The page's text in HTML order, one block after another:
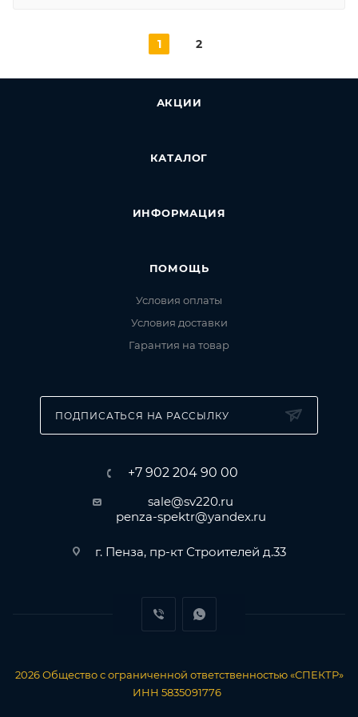
1 2
АКЦИИ
КАТАЛОГ
ИНФОРМАЦИЯ
ПОМОЩЬ
Условия оплаты
Условия доставки
Гарантия на товар
ПОДПИСАТЬСЯ НА РАССЫЛКУ
+7 902 204 90 00
sale@sv220.ru
penza-spektr@yandex.ru
г. Пенза, пр-кт Строителей д.33
2026 Общество с ограниченной ответственностью «СПЕКТР»
ИНН 5835091776